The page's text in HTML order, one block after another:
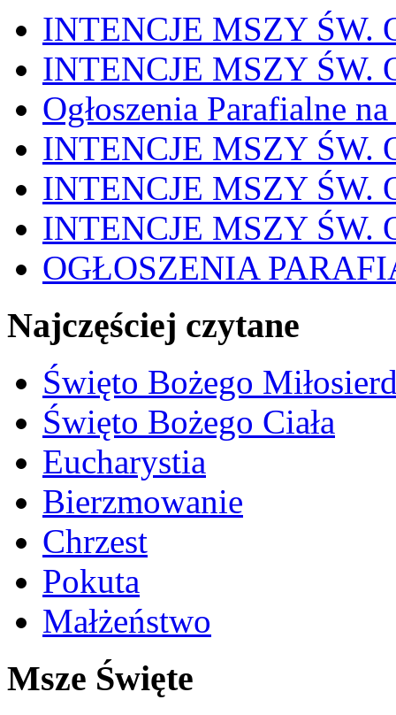
INTENCJE MSZY ŚW.
INTENCJE MSZY ŚW.
Ogłoszenia Parafialne
INTENCJE MSZY ŚW.
INTENCJE MSZY ŚW.
INTENCJE MSZY ŚW.
OGŁOSZENIA
Najczęściej czytane
Święto Bożego
Święto Bożego Ciała
Eucharystia
Bierzmowanie
Chrzest
Pokuta
Małżeństwo
Msze Święte